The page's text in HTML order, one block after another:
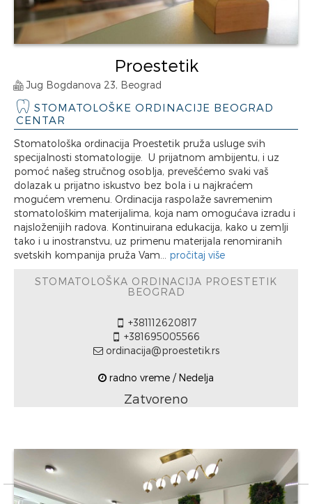
Proestetik
Jug Bogdanova 23, Beograd
STOMATOLOŠKE ORDINACIJE BEOGRAD
CENTAR
Stomatološka ordinacija Proestetik pruža usluge svih
specijalnosti stomatologije. U prijatnom ambijentu, i uz
pomoć našeg stručnog osoblja, prevešćemo svaki vaš
dolazak u prijatno iskustvo bez bola i u najkraćem
mogućem vremenu. Ordinacija raspolaže savremenim
stomatološkim materijalima, koja nam omogućava izradu i
najsloženijih radova. Kontinuirana edukacija, kako u zemlji
tako i u inostranstvu, uz primenu materijala renomiranih
svetskih kompanija pruža Vam... pročitaj više
STOMATOLOŠKA ORDINACIJA PROESTETIK
BEOGRAD
+381112620817
+381695005566
ordinacija@proestetik.rs
radno vreme / Nedelja
Zatvoreno